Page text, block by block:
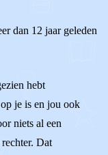
dan 12 jaar geleden
hebt
je is en jou ook
niets al een
Dat